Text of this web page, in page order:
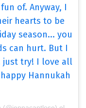
of. Anyway, I
hearts to be
season... you
can hurt. But I
just try! I love all
Hannukah